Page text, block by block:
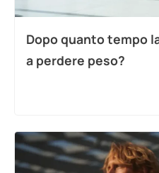
Dopo quanto tempo
a perdere peso?